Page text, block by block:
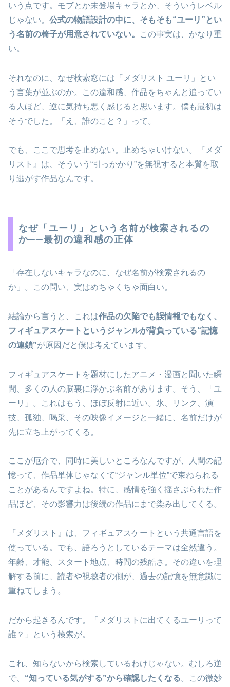
いう点です。モブとか未登場キャラとか、そういうレベル
じゃない。 公式の物語設計の中に、そもそも“ユーリ”とい
う名前の椅子が用意されていない。
この事実は、かなり重
い。
それなのに、なぜ検索窓には「メダリスト ユーリ」とい
う言葉が並ぶのか。この違和感、作品をちゃんと追ってい
る人ほど、逆に気持ち悪く感じると思います。僕も最初は
そうでした。「え、誰のこと？」って。
でも、ここで思考を止めない。止めちゃいけない。『メダ
リスト』は、そういう“引っかかり”を無視すると本質を取
り逃がす作品なんです。
なぜ「ユーリ」という名前が検索されるの
か──最初の違和感の正体
「存在しないキャラなのに、なぜ名前が検索されるの
か」。この問い、実はめちゃくちゃ面白い。
結論から言うと、これは作品の欠陥でも誤情報でもなく、
フィギュアスケートというジャンルが背負っている“記憶
の連鎖”が原因だと僕は考えています。
フィギュアスケートを題材にしたアニメ・漫画と聞いた瞬
間、多くの人の脳裏に浮かぶ名前があります。そう、「ユ
ーリ」。これはもう、ほぼ反射に近い。氷、リンク、演
技、孤独、喝采、その映像イメージと一緒に、名前だけが
先に立ち上がってくる。
ここが厄介で、同時に美しいところなんですが、人間の記
憶って、作品単体じゃなくて“ジャンル単位”で束ねられる
ことがあるんですよね。特に、感情を強く揺さぶられた作
品ほど、その影響力は後続の作品にまで染み出してくる。
『メダリスト』は、フィギュアスケートという共通言語を
使っている。でも、語ろうとしているテーマは全然違う。
年齢、才能、スタート地点、時間の残酷さ。その違いを理
解する前に、読者や視聴者の側が、過去の記憶を無意識に
重ねてしまう。
だから起きるんです。「メダリストに出てくるユーリって
誰？」という検索が。
これ、知らないから検索しているわけじゃない。むしろ逆
で、 “知っている気がする”から確認したくなる。この微妙